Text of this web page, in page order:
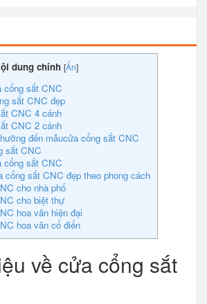
dung chính [Ẩn]
cổng sắt CNC
sắt CNC đẹp
CNC 4 cánh
CNC 2 cánh
đến mẫucửa cổng sắt CNC
sắt CNC
cổng sắt CNC
cổng sắt CNC đẹp theo phong cách
cho nhà phố
cho biệt thự
hoa văn hiện đại
hoa văn cổ điển
về cửa cổng sắt